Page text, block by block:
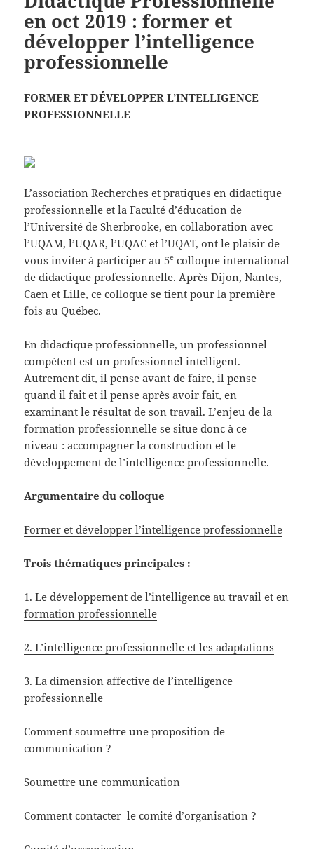
en oct 2019 : former et
développer l’intelligence
professionnelle
FORMER ET DÉVELOPPER L’INTELLIGENCE
PROFESSIONNELLE
L’association Recherches et pratiques en didactique
professionnelle et la Faculté d’éducation de
l’Université de Sherbrooke, en collaboration avec
l’UQAM, l’UQAR, l’UQAC et l’UQAT, ont le plaisir de
vous inviter à participer au 5e colloque international
de didactique professionnelle. Après Dijon, Nantes,
Caen et Lille, ce colloque se tient pour la première
fois au Québec.
En didactique professionnelle, un professionnel
compétent est un professionnel intelligent.
Autrement dit, il pense avant de faire, il pense
quand il fait et il pense après avoir fait, en
examinant le résultat de son travail. L’enjeu de la
formation professionnelle se situe donc à ce
niveau : accompagner la construction et le
développement de l’intelligence professionnelle.
Argumentaire du colloque
Former et développer l’intelligence professionnelle
Trois thématiques principales :
1. Le développement de l’intelligence au travail et en
formation professionnelle
2. L’intelligence professionnelle et les adaptations
3. La dimension affective de l’intelligence
professionnelle
Comment soumettre une proposition de
communication ?
Soumettre une communication
Comment contacter le comité d’organisation ?